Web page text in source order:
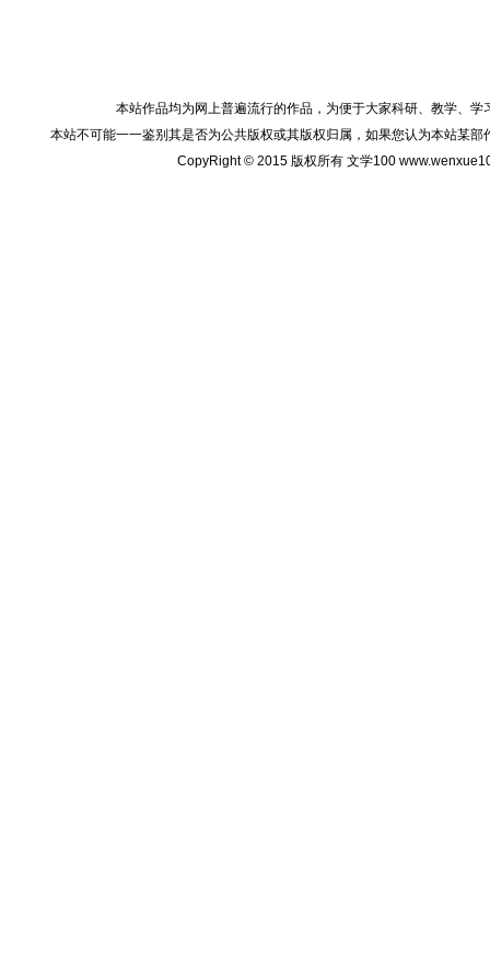
本站作品均为网上普遍流行的作品，为便于大家科研、教学、
本站不可能一一鉴别其是否为公共版权或其版权归属，如果您认为本站某
CopyRight © 2015 版权所有 文学100